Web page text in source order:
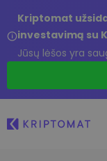
Kriptomat
investavimą su
Jūsų lėšos yra